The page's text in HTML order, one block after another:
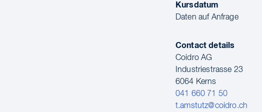
Kursdatum
Daten auf Anfrage
Contact details
Coidro AG
Industriestrasse 23
6064 Kerns
041 660 71 50
t.amstutz@coidro.ch